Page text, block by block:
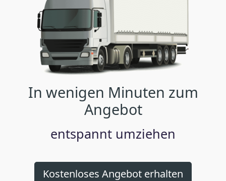
In wenigen Minuten zum
Angebot
entspannt umziehen
Kostenloses Angebot erhalten